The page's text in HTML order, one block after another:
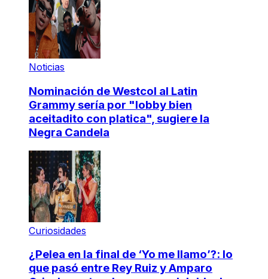
Noticias
Nominación de Westcol al Latin
Grammy sería por "lobby bien
aceitadito con platica", sugiere la
Negra Candela
Curiosidades
¿Pelea en la final de ‘Yo me llamo’?: lo
que pasó entre Rey Ruiz y Amparo